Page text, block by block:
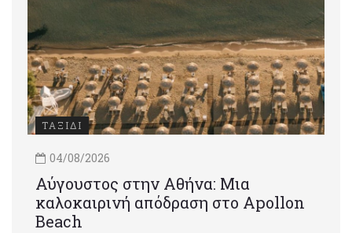
ΤΑΞΙΔΙ
04/08/2026
Αύγουστος στην Αθήνα: Μια
καλοκαιρινή απόδραση στο Apollon
Beach